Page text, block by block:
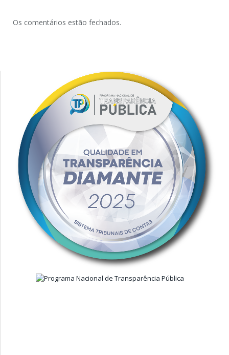
Os comentários estão fechados.